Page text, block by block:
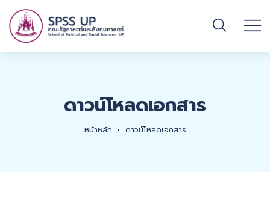
ดาวน์โหลดเอกสาร
หน้าหลัก ดาวน์โหลดเอกสาร